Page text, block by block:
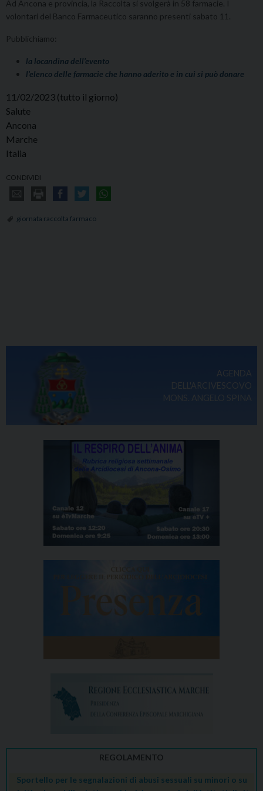
Ad Ancona e provincia, la Raccolta si svolgerà in 58 farmacie. I
volontari del Banco Farmaceutico saranno presenti sabato 11.
Pubblichiamo:
la locandina dell’evento
l’elenco delle farmacie che hanno aderito e in cui si può donare
11/02/2023 (tutto il giorno)
Salute
Ancona
Marche
Italia
CONDIVIDI
giornata raccolta farmaco
AGENDA
DELL'ARCIVESCOVO
MONS. ANGELO SPINA
REGOLAMENTO
Sportello per le segnalazioni di abusi sessuali su minori o su